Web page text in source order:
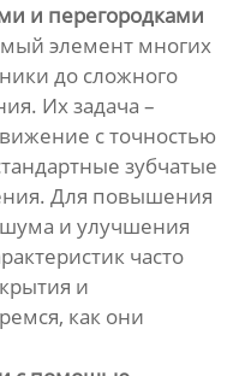
и перегородками
элемент многих
до сложного
Их задача –
с точностью
зубчатые
Для повышения
шума и улучшения
часто
и
как они